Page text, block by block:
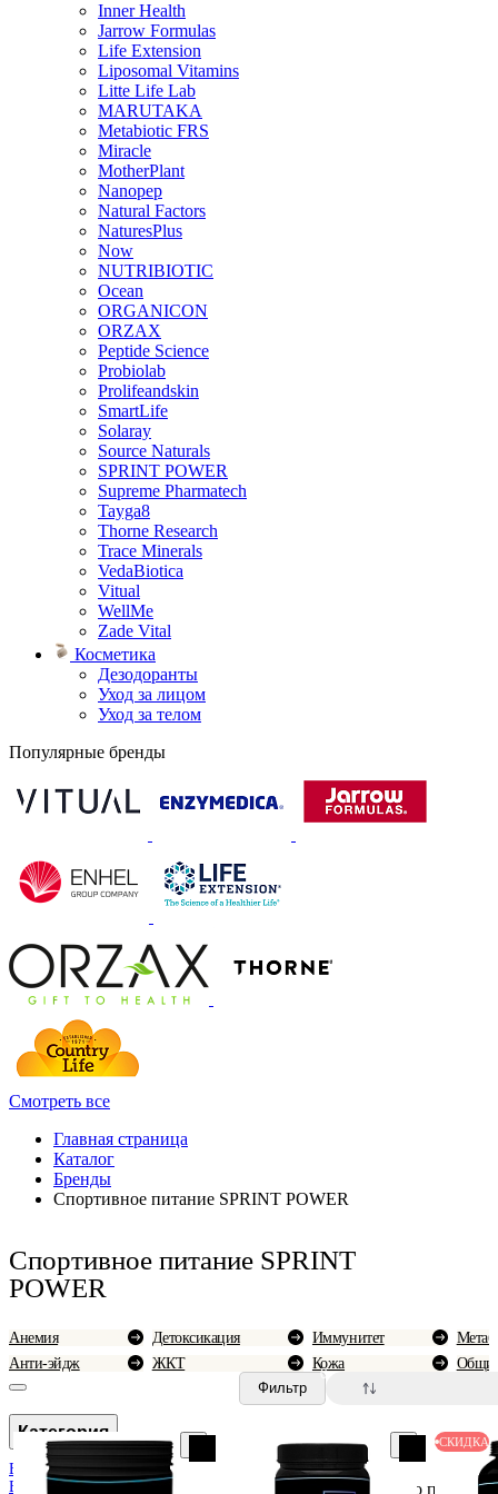
Inner Health
Jarrow Formulas
Life Extension
Liposomal Vitamins
Litte Life Lab
MARUTAKA
Metabiotic FRS
Miracle
MotherPlant
Nanopep
Natural Factors
NaturesPlus
Now
NUTRIBIOTIC
Ocean
ORGANICON
ORZAX
Peptide Science
Probiolab
Prolifeandskin
SmartLife
Solaray
Source Naturals
SPRINT POWER
Supreme Pharmatech
Tayga8
Thorne Research
Trace Minerals
VedaBiotica
Vitual
WellMe
Zade Vital
Косметика
Дезодоранты
Уход за лицом
Уход за телом
Популярные бренды
Смотреть все
Главная страница
Каталог
Бренды
Спортивное питание SPRINT POWER
Спортивное питание SPRINT
POWER
Анемия
Анти-эйдж
Детоксикация
ЖКТ
Иммунитет
Кожа
Категория
BAE Lab
BioCycle
Фильтр
0
По
СКИДКА